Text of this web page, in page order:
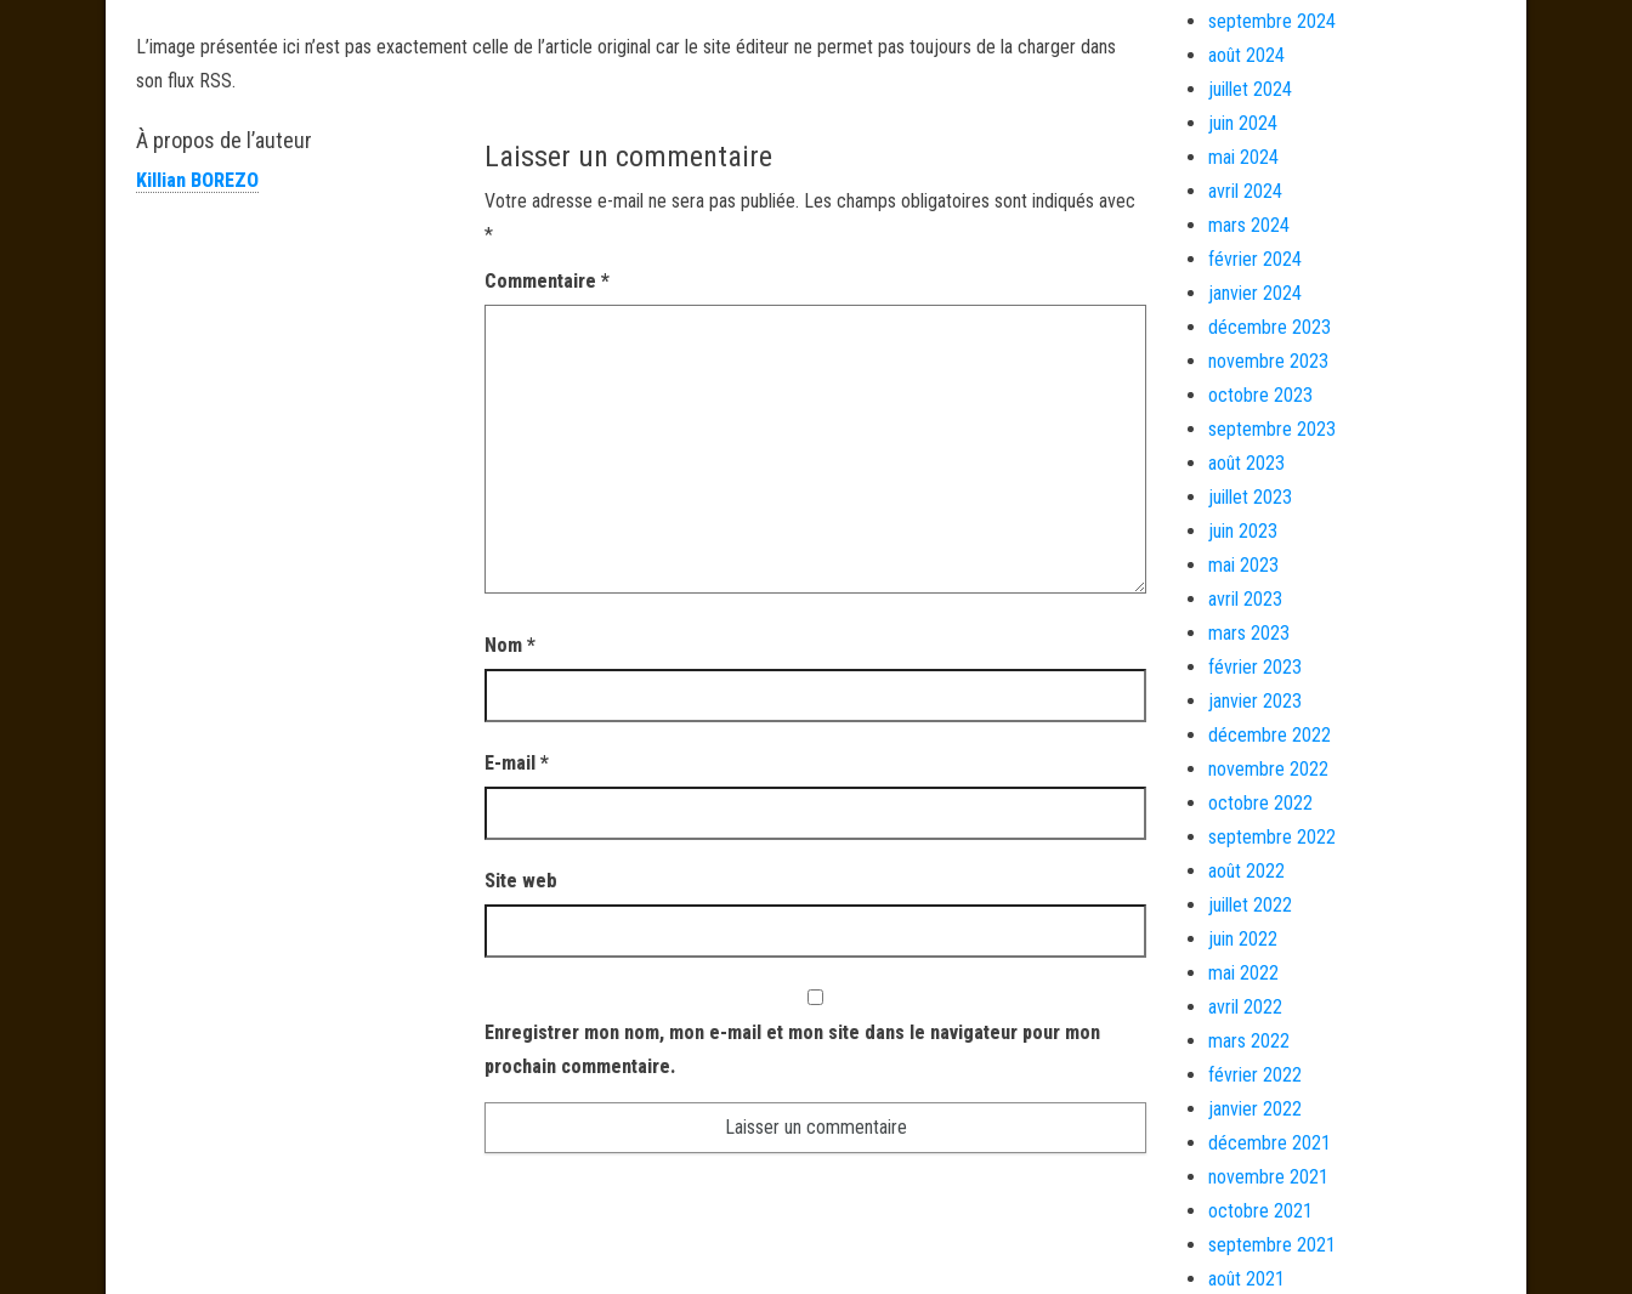
L’image présentée ici n’est pas exactement celle de l’article original car le site éditeur ne permet pas toujours de la charger dans
son flux RSS.
À propos de l’auteur
Killian BOREZO
Laisser un commentaire
Votre adresse e-mail ne sera pas publiée. Les champs obligatoires sont indiqués avec
*
Commentaire*
Nom*
E-mail*
Site web
Enregistrer mon nom, mon e-mail et mon site dans le navigateur pour mon
prochain commentaire.
septembre 2024
août 2024
juillet 2024
juin 2024
mai 2024
avril 2024
mars 2024
février 2024
janvier 2024
décembre 2023
novembre 2023
octobre 2023
septembre 2023
août 2023
juillet 2023
juin 2023
mai 2023
avril 2023
mars 2023
février 2023
janvier 2023
décembre 2022
novembre 2022
octobre 2022
septembre 2022
août 2022
juillet 2022
juin 2022
mai 2022
avril 2022
mars 2022
février 2022
janvier 2022
décembre 2021
novembre 2021
octobre 2021
septembre 2021
août 2021